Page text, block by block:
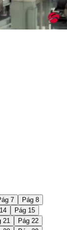
7
Pág 8
Pág 15
21
Pág 22